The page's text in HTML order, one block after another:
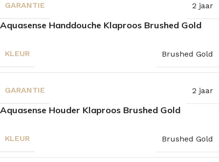
GARANTIE 2 jaar
Aquasense Handdouche Klaproos Brushed Gold
KLEUR Brushed Gold
GARANTIE 2 jaar
Aquasense Houder Klaproos Brushed Gold
KLEUR Brushed Gold